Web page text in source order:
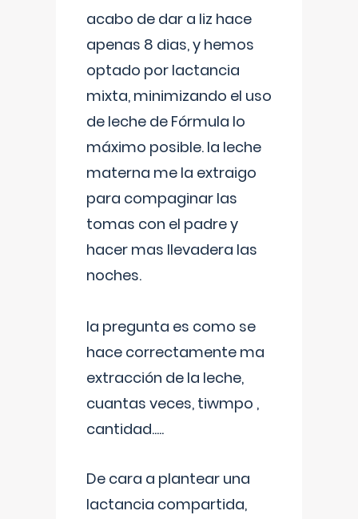
acabo de dar a liz hace
apenas 8 dias, y hemos
optado por lactancia
mixta, minimizando el uso
de leche de Fórmula lo
máximo posible. la leche
materna me la extraigo
para compaginar las
tomas con el padre y
hacer mas llevadera las
noches.
la pregunta es como se
hace correctamente ma
extracción de la leche,
cuantas veces, tiwmpo ,
cantidad.....
De cara a plantear una
lactancia compartida,